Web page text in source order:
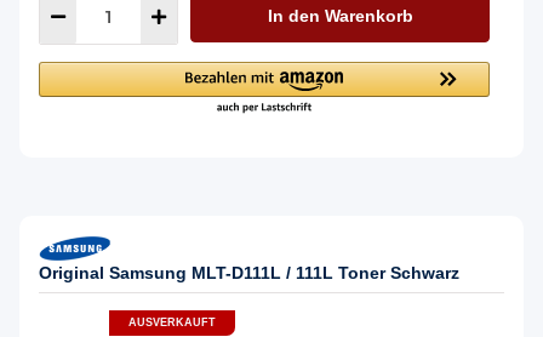
In den Warenkorb
Original Samsung MLT-D111L / 111L Toner Schwarz
AUSVERKAUFT